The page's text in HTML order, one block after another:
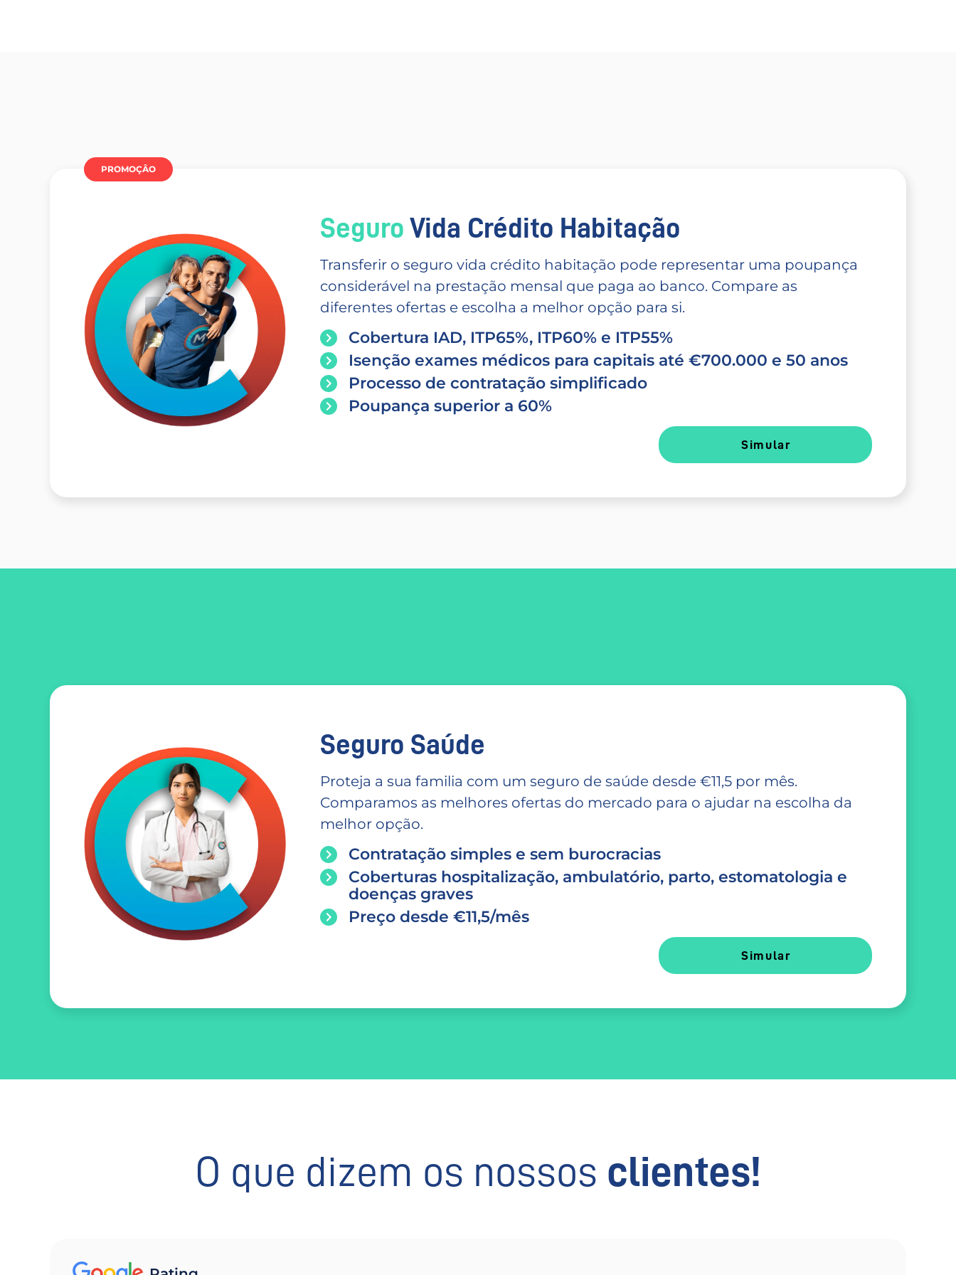
PROMOÇÂO
Seguro Vida Crédito Habitação
Transferir o seguro vida crédito habitação pode representar uma poupança
considerável na prestação mensal que paga ao banco. Compare as
diferentes ofertas e escolha a melhor opção para si.
Cobertura IAD, ITP65%, ITP60% e ITP55%
Isenção exames médicos para capitais até €700.000 e 50 anos
Processo de contratação simplificado
Poupança superior a 60%
Simular
Seguro Saúde
Proteja a sua familia com um seguro de saúde desde €11,5 por mês.
Comparamos as melhores ofertas do mercado para o ajudar na escolha da
melhor opção.
Contratação simples e sem burocracias
Coberturas hospitalização, ambulatório, parto, estomatologia e
doenças graves
Preço desde €11,5/mês
Simular
O que dizem os nossos clientes!